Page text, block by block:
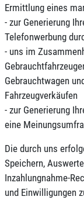
Ermittlung eines
- zur Generierung
Telefonwerbung
- uns im
Gebrauchtwagen
Fahrzeugverkäufen
- zur Generierung
eine
Die durch uns
Speichern,
Inzahlungnahme-
und Einwilligungen